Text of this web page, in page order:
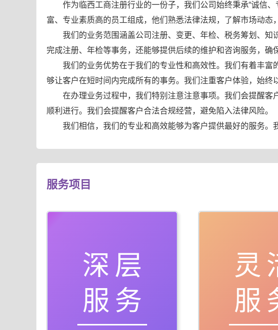
作为临西工商注册行业的一份子，我们公司始终秉承“诚信
富、专业素质高的员工组成，他们熟悉法律法规，了解市场动态
我们的业务范围涵盖公司注册、变更、年检、税务筹划、
完成注册、年检等事务，还能够提供后续的维护和咨询服务，确
我们的业务优势在于我们的专业性和高效性。我们有着丰
够让客户在短时间内完成所有的事务。我们注重客户体验，始终
在办理业务过程中，我们特别注意注意事项。我们会提醒
顺利进行。我们会提醒客户合法合规经营，避免陷入法律风险。
我们相信，我们的专业和高效能够为客户提供最好的服务。
服务项目
深层
服务
灵
服